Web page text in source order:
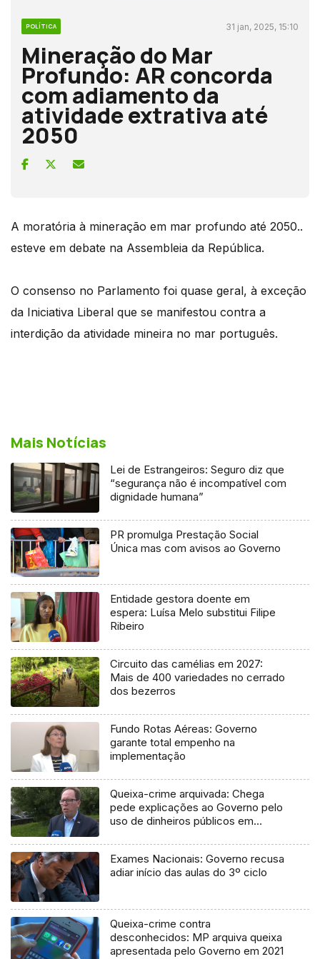
POLÍTICA 31 jan, 2025, 15:10
Mineração do Mar
Profundo: AR concorda
com adiamento da
atividade extrativa até
2050
A moratória à mineração em mar profundo até 2050..
esteve em debate na Assembleia da República.
O consenso no Parlamento foi quase geral, à exceção
da Iniciativa Liberal que se manifestou contra a
interdição da atividade mineira no mar português.
Mais Notícias
Lei de Estrangeiros: Seguro diz que
“segurança não é incompatível com
dignidade humana”
PR promulga Prestação Social
Única mas com avisos ao Governo
Entidade gestora doente em
espera: Luísa Melo substitui Filipe
Ribeiro
Circuito das camélias em 2027:
Mais de 400 variedades no cerrado
dos bezerros
Fundo Rotas Aéreas: Governo
garante total empenho na
implementação
Queixa-crime arquivada: Chega
pede explicações ao Governo pelo
uso de dinheiros públicos em
Exames Nacionais: Governo recusa
adiar início das aulas do 3º ciclo
Queixa-crime contra
desconhecidos: MP arquiva queixa
apresentada pelo Governo em 2021